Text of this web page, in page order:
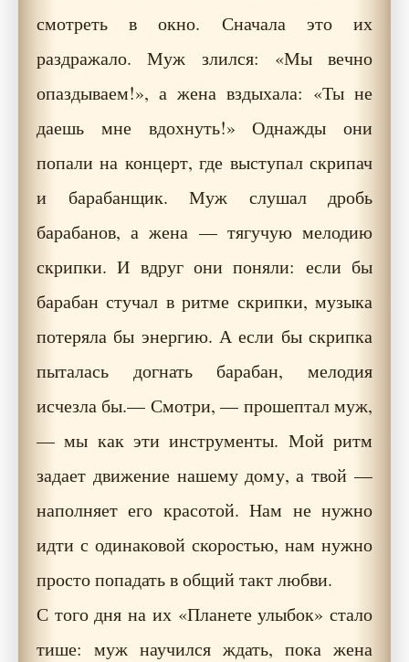
смотреть в окно. Сначала это их
раздражало. Муж злился: «Мы вечно
опаздываем!», а жена вздыхала: «Ты не
даешь мне вдохнуть!» Однажды они
попали на концерт, где выступал скрипач
и барабанщик. Муж слушал дробь
барабанов, а жена — тягучую мелодию
скрипки. И вдруг они поняли: если бы
барабан стучал в ритме скрипки, музыка
потеряла бы энергию. А если бы скрипка
пыталась догнать барабан, мелодия
исчезла бы.— Смотри, — прошептал муж,
— мы как эти инструменты. Мой ритм
задает движение нашему дому, а твой —
наполняет его красотой. Нам не нужно
идти с одинаковой скоростью, нам нужно
просто попадать в общий такт любви.
С того дня на их «Планете улыбок» стало
тише: муж научился ждать, пока жена